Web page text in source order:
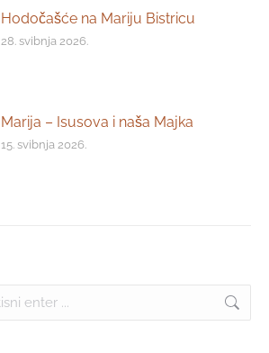
Hodočašće na Mariju Bistricu
28. svibnja 2026.
Marija – Isusova i naša Majka
15. svibnja 2026.